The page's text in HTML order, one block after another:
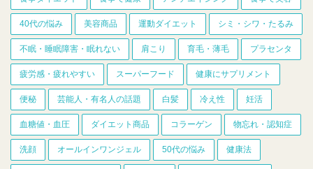
40代の悩み 美容商品 運動ダイエット シミ・シワ・たるみ
不眠・睡眠障害・眠れない 肩こり 育毛・薄毛 プラセンタ
疲労感・疲れやすい スーパーフード 健康にサプリメント
便秘 芸能人・有名人の話題 白髪 冷え性 妊活
血糖値・血圧 ダイエット商品 コラーゲン 物忘れ・認知症
洗顔 オールインワンジェル 50代の悩み 健康法